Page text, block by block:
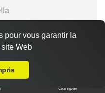
Compte
pour vous garantir la
Web